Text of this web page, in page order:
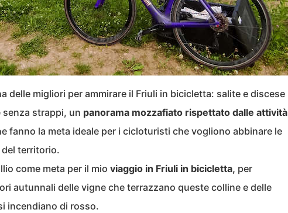
delle migliori per ammirare il Friuli in bicicletta: salite e discese
strappi, un panorama mozzafiato rispettato dalle attività
fanno la meta ideale per i cicloturisti che vogliono abbinare le
territorio.
come meta per il mio viaggio in Friuli in bicicletta, per
autunnali delle vigne che terrazzano queste colline e delle
incendiano di rosso.